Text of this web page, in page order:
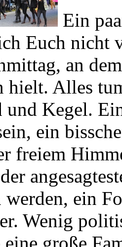
Euch nicht
an
hielt. Alles
Kegel.
ein
freiem
werden, ein
Wenig
große
sind."